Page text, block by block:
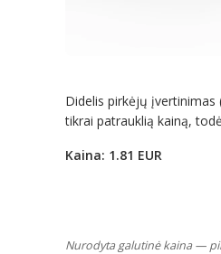
Didelis pirkėjų įvertinimas
tikrai patrauklią kainą,
Kaina: 1.81 EUR
Nurodyta galutinė kaina —